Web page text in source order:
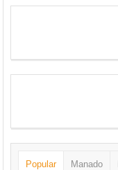
Popular Manado